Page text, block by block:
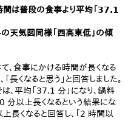
は普段の食事より平均「37.1
天気図同様「西高東低」の傾
、食事にかける時間が長くなる
くなると思う」と回答しました。
、平均「37.1 分」になり、鍋料
以上長くなるという結果にな
長くなると回答し、「2 時間以